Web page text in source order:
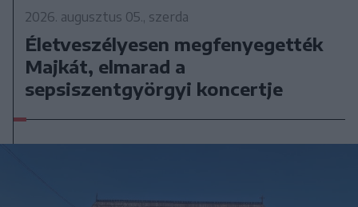
2026. augusztus 05., szerda
Életveszélyesen megfenyegették
Majkát, elmarad a
sepsiszentgyörgyi koncertje